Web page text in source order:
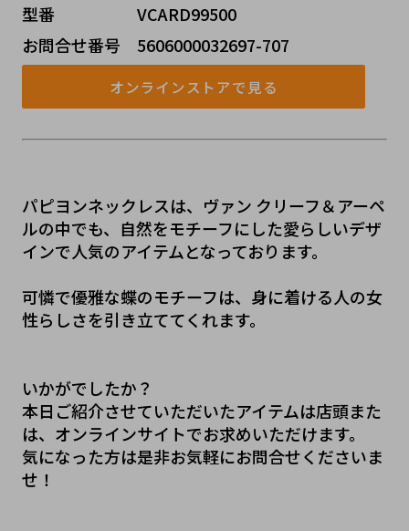
型番     VCARD99500
お問合せ番号 5606000032697-707
オンラインストアで見る
パピヨンネックレスは、ヴァン クリーフ＆アーペ
ルの中でも、自然をモチーフにした愛らしいデザ
インで人気のアイテムとなっております。
可憐で優雅な蝶のモチーフは、身に着ける人の女
性らしさを引き立ててくれます。
いかがでしたか？
本日ご紹介させていただいたアイテムは店頭また
は、オンラインサイトでお求めいただけます。
気になった方は是非お気軽にお問合せくださいま
せ！